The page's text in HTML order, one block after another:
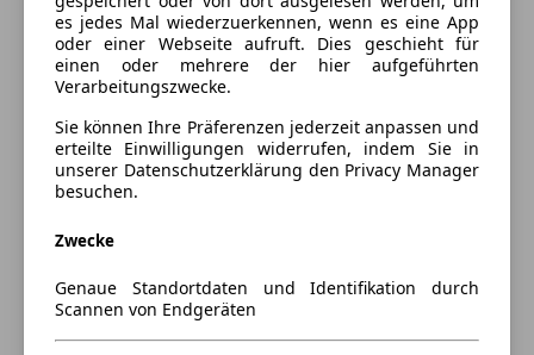
es jedes Mal wiederzuerkennen, wenn es eine App
oder einer Webseite aufruft. Dies geschieht für
einen oder mehrere der hier aufgeführten
Verarbeitungszwecke.
Sie können Ihre Präferenzen jederzeit anpassen und
erteilte Einwilligungen widerrufen, indem Sie in
unserer Datenschutzerklärung den Privacy Manager
besuchen.
Zwecke
Genaue Standortdaten und Identifikation durch
Scannen von Endgeräten